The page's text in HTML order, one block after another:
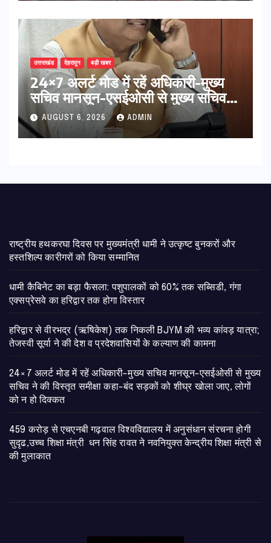
उत्तराखंड देहरादून बड़ी खबर
24×7 अलर्ट मोड में रहें अधिकारी-मुख्य
सचिव मानसून-एसईओसी से मुख्य सचिव ने
की विस्तृत समीक्षा कहा-बंद सड़कों को
शीघ्र खोला जाए, लोगों को न हो दिक्कत
AUGUST 6, 2026 ADMIN
राष्ट्रीय हथकरघा दिवस पर मुख्यमंत्री धामी ने उत्कृष्ट बुनकरों और
हस्तशिल्प कारीगरों को किया सम्मानित
​धामी कैबिनेट का बड़ा फैसला: पशुपालकों को 60% तक सब्सिडी, गंगा
एक्सप्रेसवे का हरिद्वार तक होगा विस्तार
​हरिद्वार से वीरभद्र (ऋषिकेश) तक निकली BJYM की भव्य कांवड़ यात्रा;
तेजस्वी सूर्या ने की देश व प्रदेशवासियों के कल्याण की कामना
24×7 अलर्ट मोड में रहें अधिकारी-मुख्य सचिव मानसून-एसईओसी से मुख्य
सचिव ने की विस्तृत समीक्षा कहा-बंद सड़कों को शीघ्र खोला जाए, लोगों
को न हो दिक्कत
459 करोड़ से एचएनबी गढ़वाल विश्वविद्यालय में अनुसंधान संरचना होगी
सुदृढ,उच्च शिक्षा मंत्री धन सिंह रावत ने नवनियुक्त केन्द्रीय शिक्षा मंत्री से
की मुलाकात